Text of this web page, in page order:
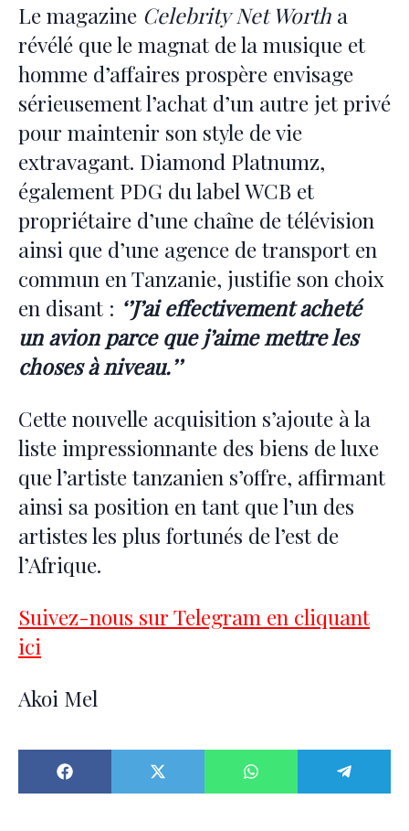
Le magazine Celebrity Net Worth a
révélé que le magnat de la musique et
homme d’affaires prospère envisage
sérieusement l’achat d’un autre jet privé
pour maintenir son style de vie
extravagant. Diamond Platnumz,
également PDG du label WCB et
propriétaire d’une chaîne de télévision
ainsi que d’une agence de transport en
commun en Tanzanie, justifie son choix
en disant : ‘’J’ai effectivement acheté
un avion parce que j’aime mettre les
choses à niveau.’’
Cette nouvelle acquisition s’ajoute à la
liste impressionnante des biens de luxe
que l’artiste tanzanien s’offre, affirmant
ainsi sa position en tant que l’un des
artistes les plus fortunés de l’est de
l’Afrique.
Suivez-nous sur Telegram en cliquant
ici
Akoi Mel